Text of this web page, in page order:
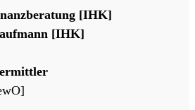
[IHK]
[IHK]